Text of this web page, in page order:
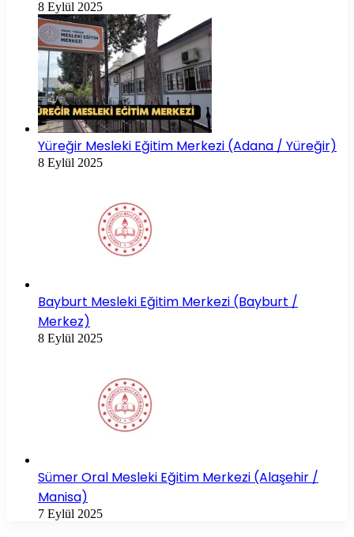
8 Eylül 2025
Yüreğir Mesleki Eğitim Merkezi (Adana / Yüreğir)
8 Eylül 2025
Bayburt Mesleki Eğitim Merkezi (Bayburt /
Merkez)
8 Eylül 2025
Sümer Oral Mesleki Eğitim Merkezi (Alaşehir /
Manisa)
7 Eylül 2025